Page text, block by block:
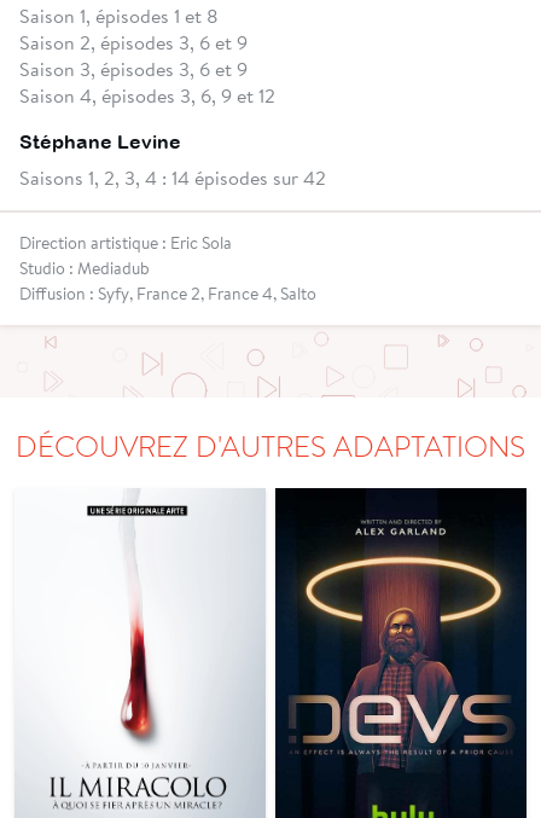
Saison 1, épisodes 1 et 8
Saison 2, épisodes 3, 6 et 9
Saison 3, épisodes 3, 6 et 9
Saison 4, épisodes 3, 6, 9 et 12
Stéphane Levine
Saisons 1, 2, 3, 4 : 14 épisodes sur 42
Direction artistique : Eric Sola
Studio : Mediadub
Diffusion : Syfy, France 2, France 4, Salto
DÉCOUVREZ D'AUTRES ADAPTATIONS